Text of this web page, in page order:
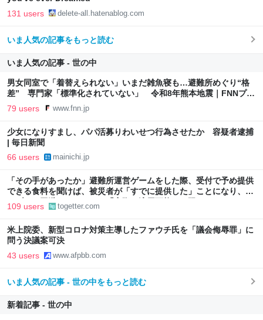
131 users delete-all.hatenablog.com
いま人気の記事をもっと読む
いま人気の記事 - 世の中
男女同室で「着替えられない」いまだ雑魚寝も…避難所めぐり“格
差” 専門家「標準化されていない」 令和8年熊本地震｜FNNプラ
イムオンライン
79 users www.fnn.jp
少女になりすまし、パパ活募りわいせつ行為させたか 容疑者逮捕
| 毎日新聞
66 users mainichi.jp
「その手があったか」避難所運営ゲームをした際、受付で予め提供
できる食料を聞けば、被災者が「すでに提供した」ことになり、ト
ラブルを回避できた、ただ「実際に適用可能とは限らない」かも
109 users togetter.com
米上院委、新型コロナ対策主導したファウチ氏を「議会侮辱罪」に
問う決議案可決
43 users www.afpbb.com
いま人気の記事 - 世の中をもっと読む
新着記事 - 世の中